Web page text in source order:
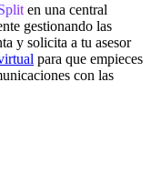
en una central
gestionando las
y solicita a tu asesor
para que empieces
con las